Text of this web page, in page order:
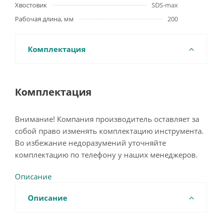
Хвостовик
SDS-max
Рабочая длина, мм
200
Комплектация
Комплектация
Внимание! Компания производитель оставляет за
собой право изменять комплектацию инструмента.
Во избежание недоразумений уточняйте
комплектацию по телефону у наших менеджеров.
Описание
Описание